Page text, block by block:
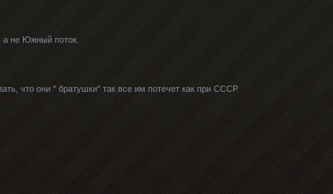
а не Южный поток.
что они " братушки" так все им потечет как при СССР.